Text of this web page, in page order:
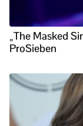
„The Masked
ProSieben